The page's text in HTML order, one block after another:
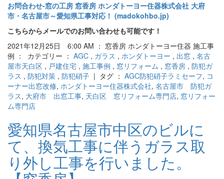
お問合わせ‐窓の工房 窓香房 ホンダトーヨー住器株式会社 大府
市・名古屋市～愛知県工事対応！ (madokohbo.jp)
こちらからメールでのお問い合わせも可能です！
2021年12月25日 6:00 AM ： 窓香房 ホンダトーヨー住器 施工事
例 ： カテゴリー ： AGC , ガラス , ホンダトーヨー , 出窓 , 名古
屋市天白区 , 戸建住宅 , 施工事例 , 窓リフォーム , 窓香房 , 防犯ガ
ラス , 防犯対策 , 防犯硝子 | タグ ： AGC防犯硝子ラミセーフ, コ
ーナー出窓改修, ホンダトーヨー住器株式会社, 名古屋市 防犯ガ
ラス, 大府市 出窓工事, 天白区 窓リフォーム専門店, 窓リフォー
ム専門店
愛知県名古屋市中区のビルに
て、換気工事に伴うガラス取
り外し工事を行いました。